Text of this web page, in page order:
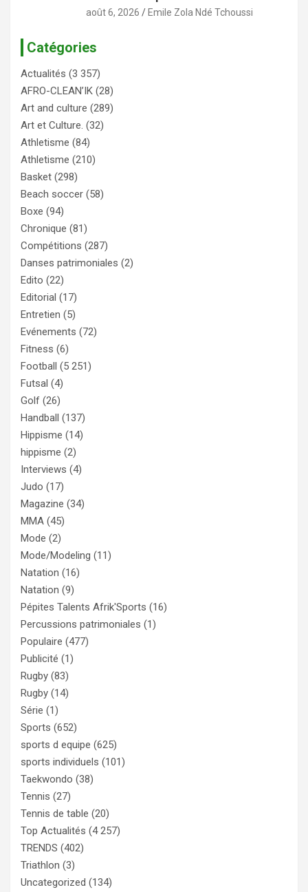
août 6, 2026 Emile Zola Ndé Tchoussi
Catégories
Actualités (3 357)
AFRO-CLEAN’IK (28)
Art and culture (289)
Art et Culture. (32)
Athletisme (84)
Athletisme (210)
Basket (298)
Beach soccer (58)
Boxe (94)
Chronique (81)
Compétitions (287)
Danses patrimoniales (2)
Edito (22)
Editorial (17)
Entretien (5)
Evénements (72)
Fitness (6)
Football (5 251)
Futsal (4)
Golf (26)
Handball (137)
Hippisme (14)
hippisme (2)
Interviews (4)
Judo (17)
Magazine (34)
MMA (45)
Mode (2)
Mode/Modeling (11)
Natation (16)
Natation (9)
Pépites Talents Afrik'Sports (16)
Percussions patrimoniales (1)
Populaire (477)
Publicité (1)
Rugby (83)
Rugby (14)
Série (1)
Sports (652)
sports d equipe (625)
sports individuels (101)
Taekwondo (38)
Tennis (27)
Tennis de table (20)
Top Actualités (4 257)
TRENDS (402)
Triathlon (3)
Uncategorized (134)